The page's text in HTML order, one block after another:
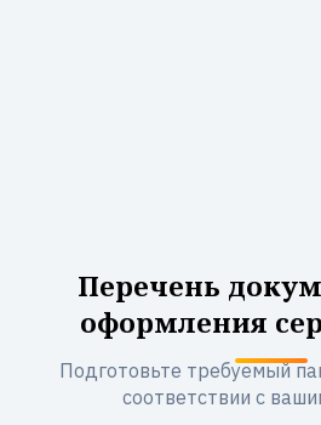
Перечень
оформления
Подготовьте требуемый
соответствии с